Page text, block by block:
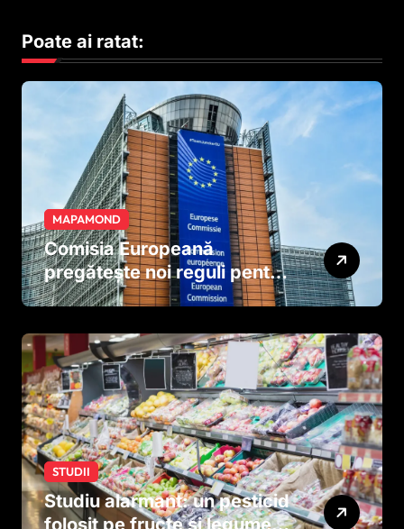
Poate ai ratat:
MAPAMOND
Comisia Europeană
pregătește noi reguli pentru
tutun și țigările electronice
STUDII
Studiu alarmant: un pesticid
folosit pe fructe și legume